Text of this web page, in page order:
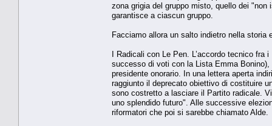
zona grigia del gruppo misto, quello dei
garantisce a ciascun gruppo.
Facciamo allora un salto indietro nella
I Radicali con Le Pen. L’accordo tecnico fra
successo di voti con la Lista Emma Bonino),
presidente onorario. In una lettera aperta
raggiunto il deprecato obiettivo di costituire
sono costretto a lasciare il Partito radicale.
uno splendido futuro". Alle successive
riformatori che poi si sarebbe chiamato Alde.